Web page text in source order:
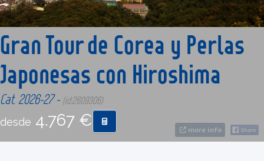
COMPRAR
CONTACTO
more info
Gran Tour de Corea y Perlas
Japonesas con Hiroshima
Cat. 2026-27 - (id:2609306)
desde 4.767 €